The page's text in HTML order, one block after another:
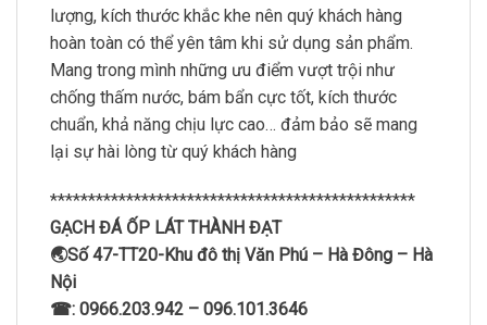
lượng, kích thước khắc khe nên quý khách hàng
hoàn toàn có thể yên tâm khi sử dụng sản phẩm.
Mang trong mình những ưu điểm vượt trội như
chống thấm nước, bám bẩn cực tốt, kích thước
chuẩn, khả năng chịu lực cao… đảm bảo sẽ mang
lại sự hài lòng từ quý khách hàng
************************************************
GẠCH ĐÁ ỐP LÁT THÀNH ĐẠT
🌏Số 47-TT20-Khu đô thị Văn Phú – Hà Đông – Hà
Nội
☎: 0966.203.942 – 096.101.3646